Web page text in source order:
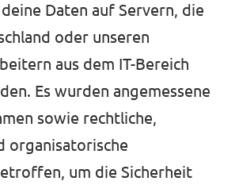
Daten auf Servern, die
oder unseren
aus dem IT-Bereich
Es wurden angemessene
sowie rechtliche,
organisatorische
um die Sicherheit